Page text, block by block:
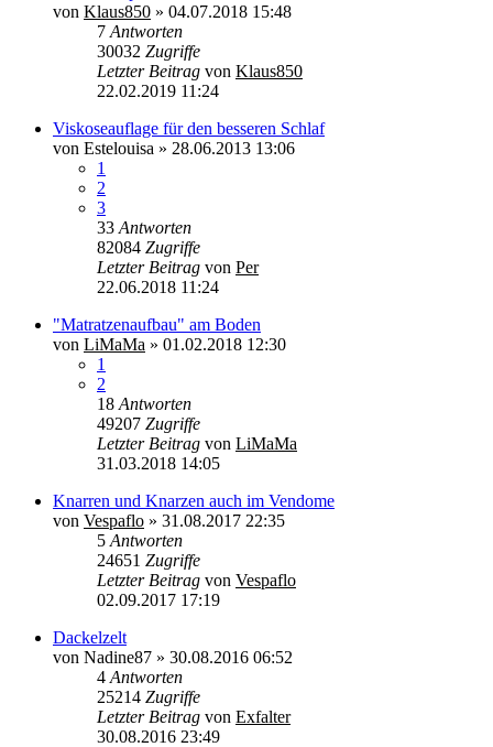
von Klaus850 » 04.07.2018 15:48
7 Antworten
30032 Zugriffe
Letzter Beitrag von Klaus850
22.02.2019 11:24
Viskoseauflage für den besseren Schlaf
von Estelouisa » 28.06.2013 13:06
1
2
3
33 Antworten
82084 Zugriffe
Letzter Beitrag von Per
22.06.2018 11:24
"Matratzenaufbau" am Boden
von LiMaMa » 01.02.2018 12:30
1
2
18 Antworten
49207 Zugriffe
Letzter Beitrag von LiMaMa
31.03.2018 14:05
Knarren und Knarzen auch im Vendome
von Vespaflo » 31.08.2017 22:35
5 Antworten
24651 Zugriffe
Letzter Beitrag von Vespaflo
02.09.2017 17:19
Dackelzelt
von Nadine87 » 30.08.2016 06:52
4 Antworten
25214 Zugriffe
Letzter Beitrag von Exfalter
30.08.2016 23:49